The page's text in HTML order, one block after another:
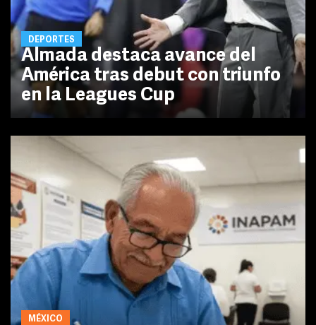
DEPORTES
Almada destaca avance del
América tras debut con triunfo
en la Leagues Cup
MÉXICO